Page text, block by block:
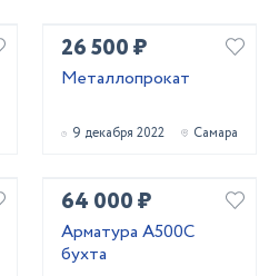
26 500 ₽
Металлопрокат
9 декабря 2022 Самара
64 000 ₽
Арматура А500С
бухта